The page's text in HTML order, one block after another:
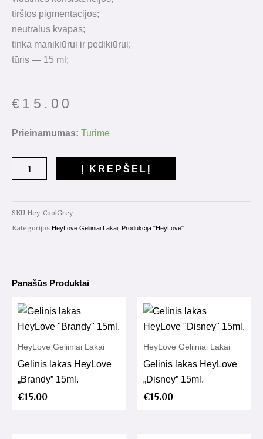
tirštos pigmentacijos;
neutralus kvapas;
tinka manikiūrui ir pedikiūrui;
tūris — 15 ml;
€ 15.00
Prieinamumas: Turime
produkto
lakas
"Cool
Gray"
Į KREPŠELĮ
SKU Hey-CoolGrey
Kategorijos HeyLove Geliiniai Lakai, Produkcija "HeyLove"
Panašūs Produktai
HeyLove Geliiniai Lakai
Gelinis lakas HeyLove
„Brandy” 15ml.
€15.00
HeyLove Geliiniai Lakai
Gelinis lakas HeyLove
„Disney” 15ml.
€15.00